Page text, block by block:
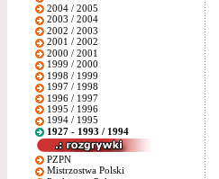
2004 / 2005
2003 / 2004
2002 / 2003
2001 / 2002
2000 / 2001
1999 / 2000
1998 / 1999
1997 / 1998
1996 / 1997
1995 / 1996
1994 / 1995
1927 - 1993 / 1994
PZPN
Mistrzostwa Polski